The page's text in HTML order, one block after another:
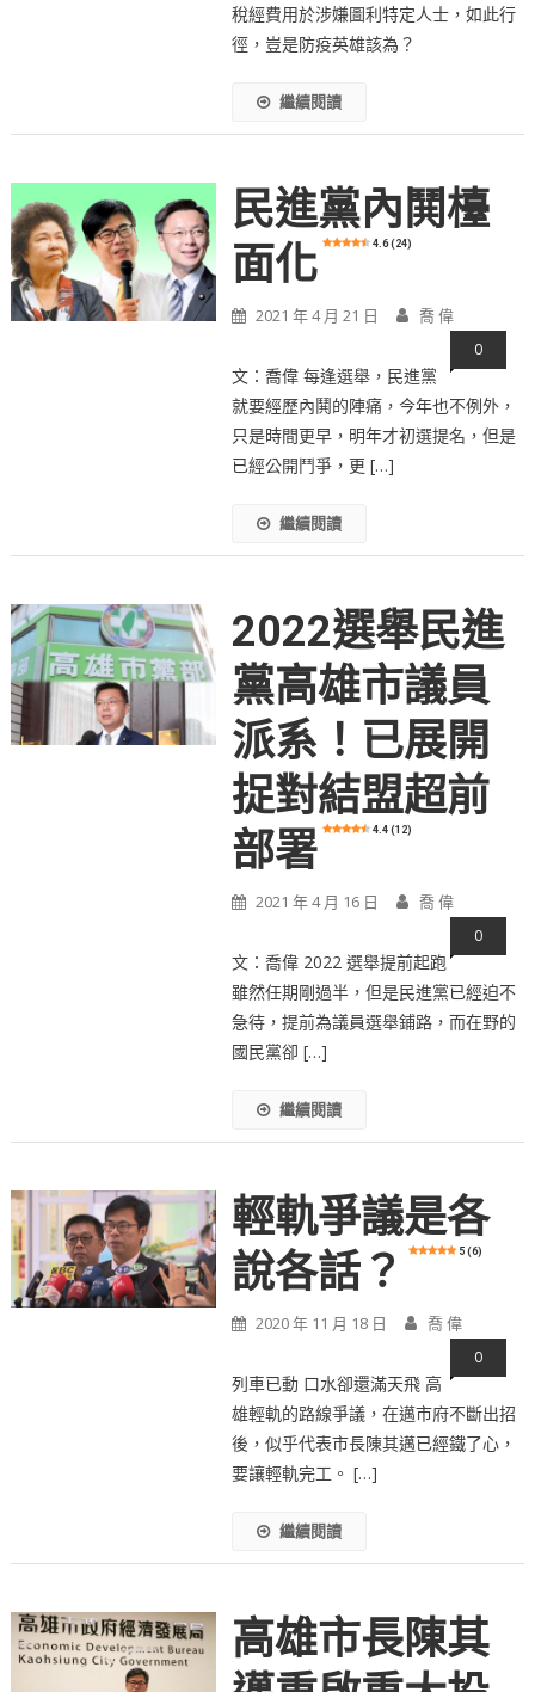
稅經費用於涉嫌圖利特定人士，如此行
徑，豈是防疫英雄該為？
繼續閱讀
民進黨內鬨檯
面化
4.6 (24)
2021 年 4 月 21 日 喬 偉
0
文：喬偉 每逢選舉，民進黨
就要經歷內鬨的陣痛，今年也不例外，
只是時間更早，明年才初選提名，但是
已經公開鬥爭，更 […]
繼續閱讀
2022選舉民進
黨高雄市議員
派系！已展開
捉對結盟超前
部署
4.4 (12)
2021 年 4 月 16 日 喬 偉
0
文：喬偉 2022 選舉提前起跑
雖然任期剛過半，但是民進黨已經迫不
急待，提前為議員選舉鋪路，而在野的
國民黨卻 […]
繼續閱讀
輕軌爭議是各
說各話？
5 (6)
2020 年 11 月 18 日 喬 偉
0
列車已動 口水卻還滿天飛 高
雄輕軌的路線爭議，在邁市府不斷出招
後，似乎代表市長陳其邁已經鐵了心，
要讓輕軌完工。 […]
繼續閱讀
高雄市長陳其